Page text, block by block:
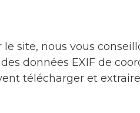
site, nous vous
données EXIF de
télécharger et